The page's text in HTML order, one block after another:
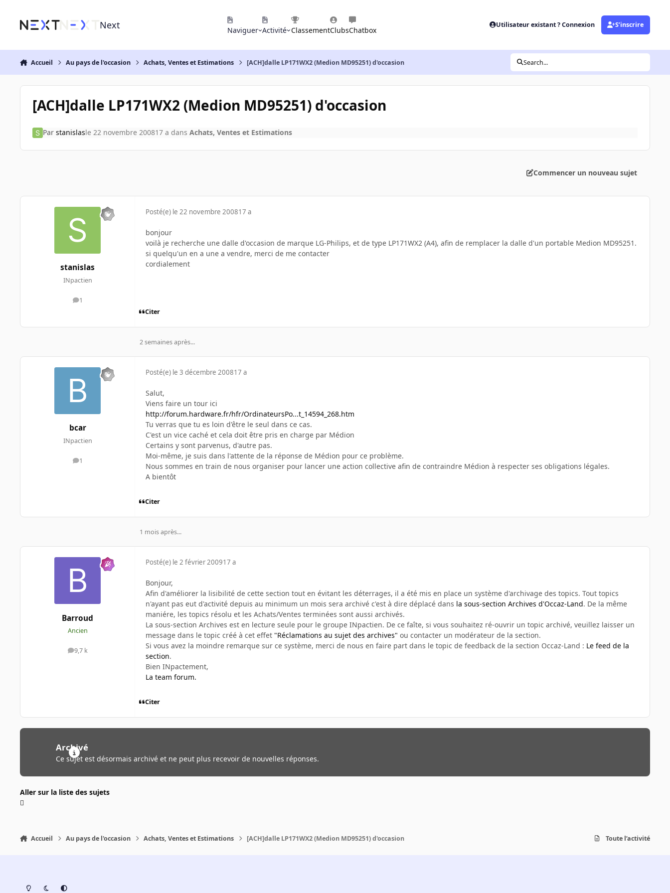
Next Naviguer Activité ClassementClubsChatbox
Utilisateur existant ? Connexion S’inscrire
Accueil Au pays de l'occasion Achats, Ventes et Estimations [ACH]dalle LP171WX2 (Medion MD95251) d'occasion Search...
[ACH]dalle LP171WX2 (Medion MD95251) d'occasion
Par stanislasle 22 novembre 200817 a dans Achats, Ventes et Estimations
Commencer un nouveau sujet
stanislas
INpactien
1
messages
Posté(e) le 22 novembre 200817 a
bonjour
voilà je recherche une dalle d'occasion de marque LG-Philips, et de type LP171WX2 (A4), afin de remplacer la dalle d'un portable Medion MD95251.
si quelqu'un en a une a vendre, merci de me contacter
cordialement
Citer
2 semaines après...
bcar
INpactien
1
messages
Posté(e) le 3 décembre 200817 a
Salut,
Viens faire un tour ici
http://forum.hardware.fr/hfr/OrdinateursPo...t_14594_268.htm
Tu verras que tu es loin d'être le seul dans ce cas.
C'est un vice caché et cela doit être pris en charge par Médion
Certains y sont parvenus, d'autre pas.
Moi-même, je suis dans l'attente de la réponse de Médion pour ce problème.
Nous sommes en train de nous organiser pour lancer une action collective afin de contraindre Médion à respecter ses obligations légales.
A bientôt
Citer
1 mois après...
Barroud
Ancien
9,7 k
messages
Posté(e) le 2 février 200917 a
Bonjour,
Afin d'améliorer la lisibilité de cette section tout en évitant les déterrages, il a été mis en place un système d'archivage des topics. Tout topics
n'ayant pas eut d'activité depuis au minimum un mois sera archivé c'est à dire déplacé dans la sous-section Archives d'Occaz-Land. De la même
maniére, les topics résolu et les Achats/Ventes terminées sont aussi archivés.
La sous-section Archives est en lecture seule pour le groupe INpactien. De ce faîte, si vous souhaitez ré-ouvrir un topic archivé, veuillez laisser un
message dans le topic créé à cet effet "Réclamations au sujet des archives" ou contacter un modérateur de la section.
Si vous avez la moindre remarque sur ce système, merci de nous en faire part dans le topic de feedback de la section Occaz-Land : Le feed de la
section.
Bien INpactement,
La team forum.
Citer
Archivé
Ce sujet est désormais archivé et ne peut plus recevoir de nouvelles réponses.
Aller sur la liste des sujets
Accueil Au pays de l'occasion Achats, Ventes et Estimations [ACH]dalle LP171WX2 (Medion MD95251) d'occasion Toute l’activité
Light ModeDark ModeSystem Preference